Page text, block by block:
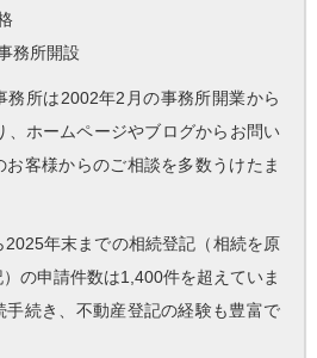
務所開設
務所は2002年2月の事務所開業から
、ホームページやブログからお問い
客様からのご相談を多数うけたま
年末までの相続登記（相続を原
の申請件数は1,400件を超えていま
手続き、不動産登記の経験も豊富で